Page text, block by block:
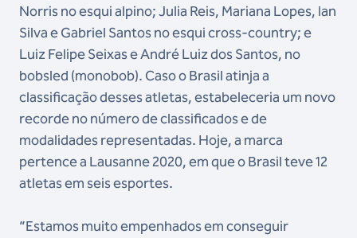
Norris no esqui alpino; Julia Reis, Mariana Lopes, Ian
Silva e Gabriel Santos no esqui cross-country; e
Luiz Felipe Seixas e André Luiz dos Santos, no
bobsled (monobob). Caso o Brasil atinja a
classificação desses atletas, estabeleceria um novo
recorde no número de classificados e de
modalidades representadas. Hoje, a marca
pertence a Lausanne 2020, em que o Brasil teve 12
atletas em seis esportes.
“Estamos muito empenhados em conseguir